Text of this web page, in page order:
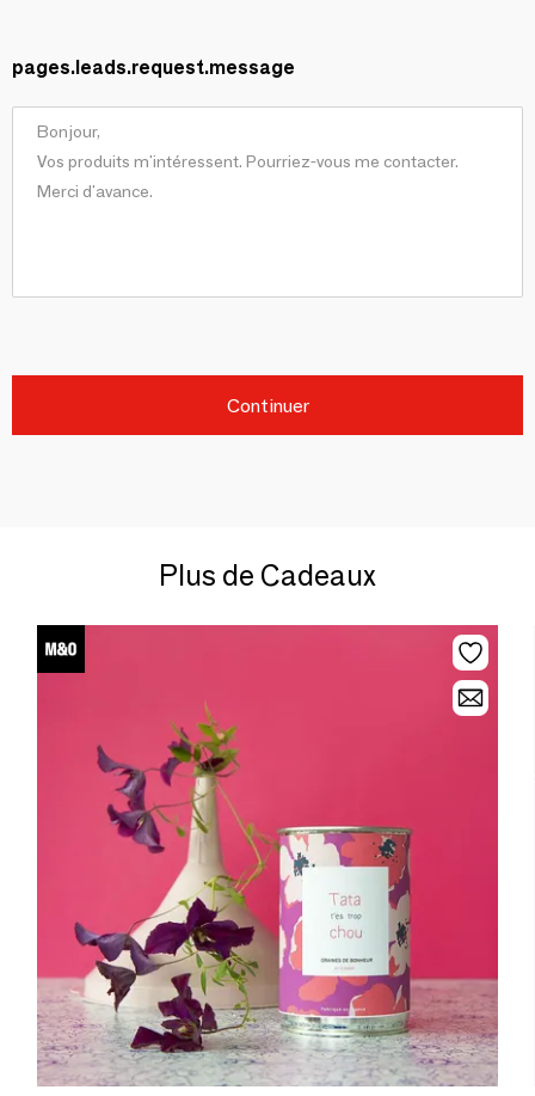
pages.leads.request.message
Continuer
Plus de Cadeaux